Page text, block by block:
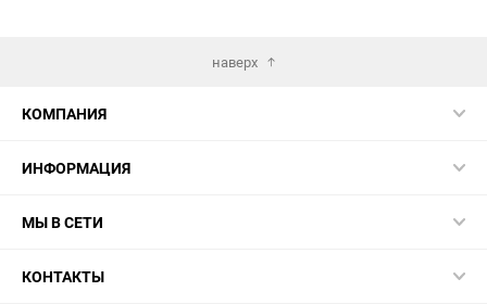
наверх
КОМПАНИЯ
ИНФОРМАЦИЯ
МЫ В СЕТИ
КОНТАКТЫ